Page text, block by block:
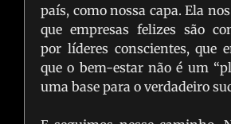
país, como nossa capa. Ela
que empresas felizes são
por líderes conscientes, que
que o bem-estar não é um
uma base para o verdadeiro